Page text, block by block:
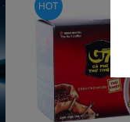
HOT